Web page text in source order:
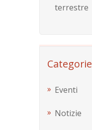
terrestre
Categorie
Eventi
Notizie